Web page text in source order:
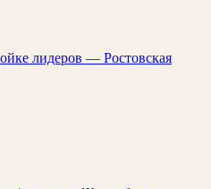
лидеров — Ростовская